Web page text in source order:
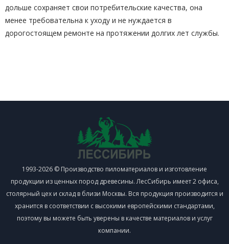
дольше сохраняет свои потребительские качества, она
менее требовательна к уходу и не нуждается в
дорогостоящем ремонте на протяжении долгих лет службы.
1993-2026 © Производство пиломатериалов и изготовление
продукции из ценных пород древесины. ЛесСибирь имеет 2 офиса,
столярный цех и склад в близи Москвы. Вся продукция производится и
хранится в соответствии с высокими европейскими стандартами,
поэтому вы можете быть уверены в качестве материалов и услуг
компании.